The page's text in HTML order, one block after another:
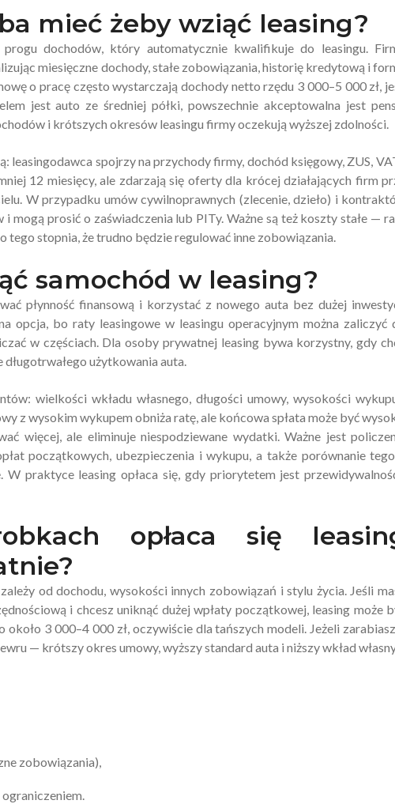
mieć żeby wziąć leasing?
dochodów, który automatycznie kwalifikuje do leasingu.
miesięczne dochody, stałe zobowiązania, historię kredytową i
o pracę często wystarczają dochody netto rzędu 3 000–5 000 zł,
jest auto ze średniej półki, powszechnie akceptowalna jest
i krótszych okresów leasingu firmy oczekują wyższej zdolności.
leasingodawca spojrzy na przychody firmy, dochód księgowy, ZUS,
12 miesięcy, ale zdarzają się oferty dla krócej działających firm
W przypadku umów cywilnoprawnych (zlecenie, dzieło) i
mogą prosić o zaświadczenia lub PITy. Ważne są też koszty stałe —
tego stopnia, że trudno będzie regulować inne zobowiązania.
samochód w leasing?
płynność finansową i korzystać z nowego auta bez dużej
opcja, bo raty leasingowe w leasingu operacyjnym można zaliczyć
w częściach. Dla osoby prywatnej leasing bywa korzystny, gdy
użytkowania auta.
wielkości wkładu własnego, długości umowy, wysokości
z wysokim wykupem obniża ratę, ale końcowa spłata może być
więcej, ale eliminuje niespodziewane wydatki. Ważne jest
początkowych, ubezpieczenia i wykupu, a także porównanie
praktyce leasing opłaca się, gdy priorytetem jest
opłaca się
od dochodu, wysokości innych zobowiązań i stylu życia. Jeśli
i chcesz uniknąć dużej wpłaty początkowej, leasing może
3 000–4 000 zł, oczywiście dla tańszych modeli. Jeżeli
— krótszy okres umowy, wyższy standard auta i niższy wkład
zobowiązania),